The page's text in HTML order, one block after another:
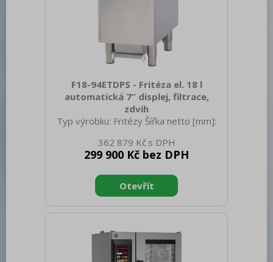
F18-94ETDPS - Fritéza el. 18 l
automatická 7” displej, filtrace,
zdvih
Typ výrobku: Fritézy Šířka netto [mm]:
netto [mm]: 900 Hmotnost netto [kg]:
80.00 Šířka brutto [mm]: 430 Hloubka
1110 Hmotnost brutto [kg]: 89.00 Typ
spotřebiče: Elektrické zařízení
Konstruční typ zařízení: S podestavbou
400 V / 3N - 50 Hz Stupeň krytí
ovládacích prvků: IPX5 Barva zařízení:
Nerezové Materiál: AISI 304 Kontrolky:
362 879 Kč
299 900 Kč bez DPH